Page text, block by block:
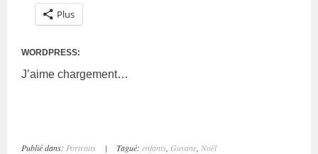
Plus
WORDPRESS:
J’aime chargement…
Publié dans: Portraits | Tagué:enfants ,Guyane Noël